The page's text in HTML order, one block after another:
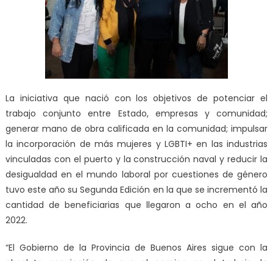
La iniciativa que nació con los objetivos de potenciar el
trabajo conjunto entre Estado, empresas y comunidad;
generar mano de obra calificada en la comunidad; impulsar
la incorporación de más mujeres y LGBTI+ en las industrias
vinculadas con el puerto y la construcción naval y reducir la
desigualdad en el mundo laboral por cuestiones de género
tuvo este año su Segunda Edición en la que se incrementó la
cantidad de beneficiarias que llegaron a ocho en el año
2022.
“El Gobierno de la Provincia de Buenos Aires sigue con la